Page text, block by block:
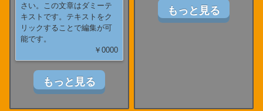
さい。この文章はダミーテ
キストです。テキストをク
リックすることで編集が可
能です。
￥0000
もっと見る
もっと見る